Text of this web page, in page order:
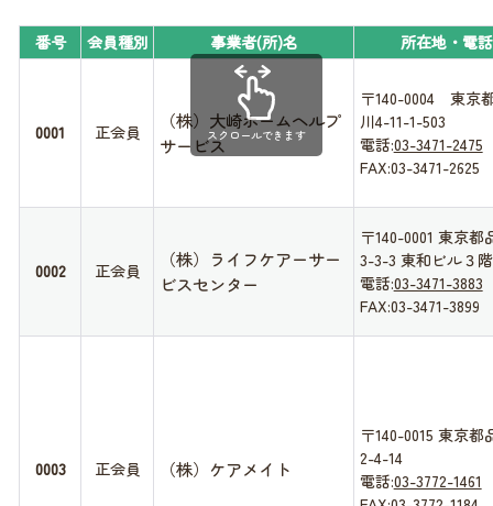
番号 会員種別 事業者(所)名 所在地・電
0001 正会員
（株）大崎ホームヘルプ
サービス
〒140-0004 東京
川4-11-1-503
電話:03-3471-2475
FAX:03-3471-2625
0002 正会員
（株）ライフケアーサー
ビスセンター
〒140-0001 東京
3-3-3 東和ビル３階
電話:03-3471-3883
FAX:03-3471-3899
0003 正会員 （株）ケアメイト
〒140-0015 東京
2-4-14
電話:03-3772-1461
スクロールできます